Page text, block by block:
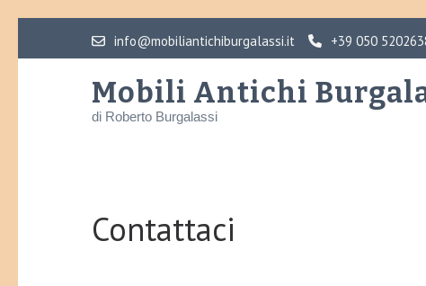
to
info@mobiliantichiburgalassi.it +39 050
Mobili Antichi
di Roberto Burgalassi
Contattaci